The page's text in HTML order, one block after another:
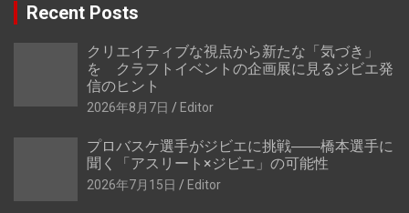
Recent Posts
クリエイティブな視点から新たな「気づき」
を クラフトイベントの企画展に見るジビエ発
信のヒント
2026年8月7日 Editor
プロバスケ選手がジビエに挑戦――橋本選手に
聞く「アスリート×ジビエ」の可能性
2026年7月15日 Editor